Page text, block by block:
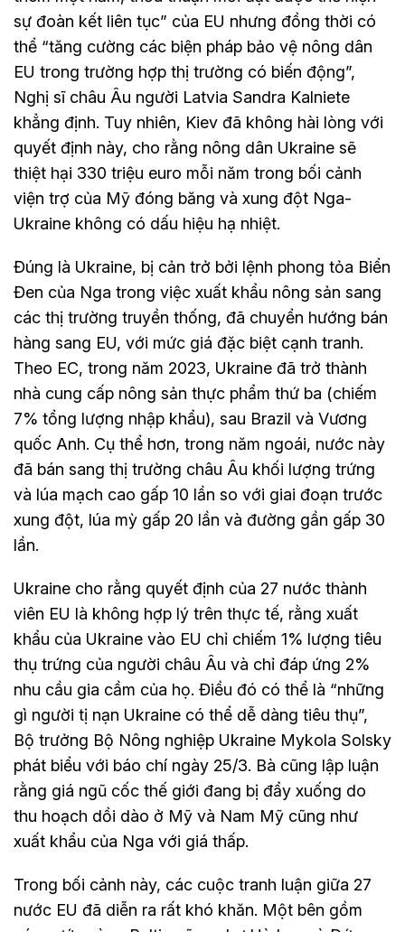
sự đoàn kết liên tục” của EU nhưng đồng thời có
thể “tăng cường các biện pháp bảo vệ nông dân
EU trong trường hợp thị trường có biến động”,
Nghị sĩ châu Âu người Latvia Sandra Kalniete
khẳng định. Tuy nhiên, Kiev đã không hài lòng với
quyết định này, cho rằng nông dân Ukraine sẽ
thiệt hại 330 triệu euro mỗi năm trong bối cảnh
viện trợ của Mỹ đóng băng và xung đột Nga-
Ukraine không có dấu hiệu hạ nhiệt.
Đúng là Ukraine, bị cản trở bởi lệnh phong tỏa Biển
Đen của Nga trong việc xuất khẩu nông sản sang
các thị trường truyền thống, đã chuyển hướng bán
hàng sang EU, với mức giá đặc biệt cạnh tranh.
Theo EC, trong năm 2023, Ukraine đã trở thành
nhà cung cấp nông sản thực phẩm thứ ba (chiếm
7% tổng lượng nhập khẩu), sau Brazil và Vương
quốc Anh. Cụ thể hơn, trong năm ngoái, nước này
đã bán sang thị trường châu Âu khối lượng trứng
và lúa mạch cao gấp 10 lần so với giai đoạn trước
xung đột, lúa mỳ gấp 20 lần và đường gần gấp 30
lần.
Ukraine cho rằng quyết định của 27 nước thành
viên EU là không hợp lý trên thực tế, rằng xuất
khẩu của Ukraine vào EU chỉ chiếm 1% lượng tiêu
thụ trứng của người châu Âu và chỉ đáp ứng 2%
nhu cầu gia cầm của họ. Điều đó có thể là “những
gì người tị nạn Ukraine có thể dễ dàng tiêu thụ”,
Bộ trưởng Bộ Nông nghiệp Ukraine Mykola Solsky
phát biểu với báo chí ngày 25/3. Bà cũng lập luận
rằng giá ngũ cốc thế giới đang bị đẩy xuống do
thu hoạch dồi dào ở Mỹ và Nam Mỹ cũng như
xuất khẩu của Nga với giá thấp.
Trong bối cảnh này, các cuộc tranh luận giữa 27
nước EU đã diễn ra rất khó khăn. Một bên gồm